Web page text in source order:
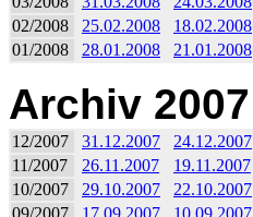
02/2008
25.02.2008 18.02.2008
01/2008
28.01.2008 21.01.2008
Archiv 2007
12/2007 31.12.2007 24.12.2007
11/2007
26.11.2007 19.11.2007
10/2007
29.10.2007 22.10.2007
09/2007
17.09.2007 10.09.2007